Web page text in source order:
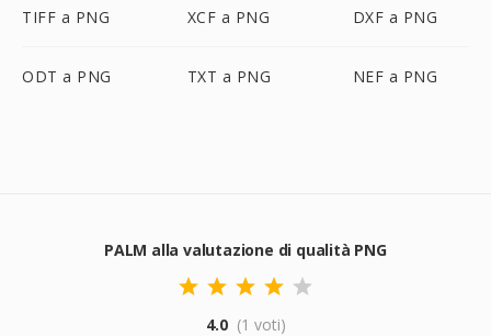
TIFF a PNG XCF a PNG DXF a PNG
ODT a PNG TXT a PNG NEF a PNG
PALM alla valutazione di qualità PNG
4.0 (1 voti)